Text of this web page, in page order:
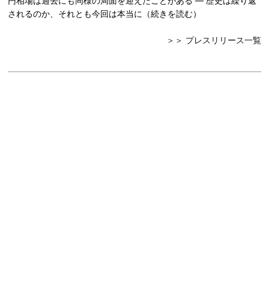
されるのか、それとも今回は本当に（続きを読む）
＞＞ プレスリリース一覧